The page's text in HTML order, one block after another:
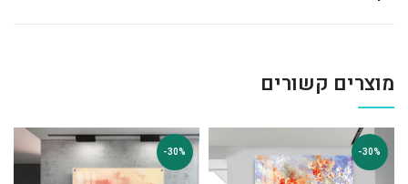
מוצרים קשורים
-30%
-30%